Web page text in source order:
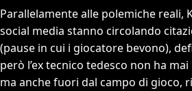
Parallelamente alle polemiche
social media stanno circolando
(pause in cui i giocatore bevono),
però l’ex tecnico tedesco non ha
ma anche fuori dal campo di gioco,